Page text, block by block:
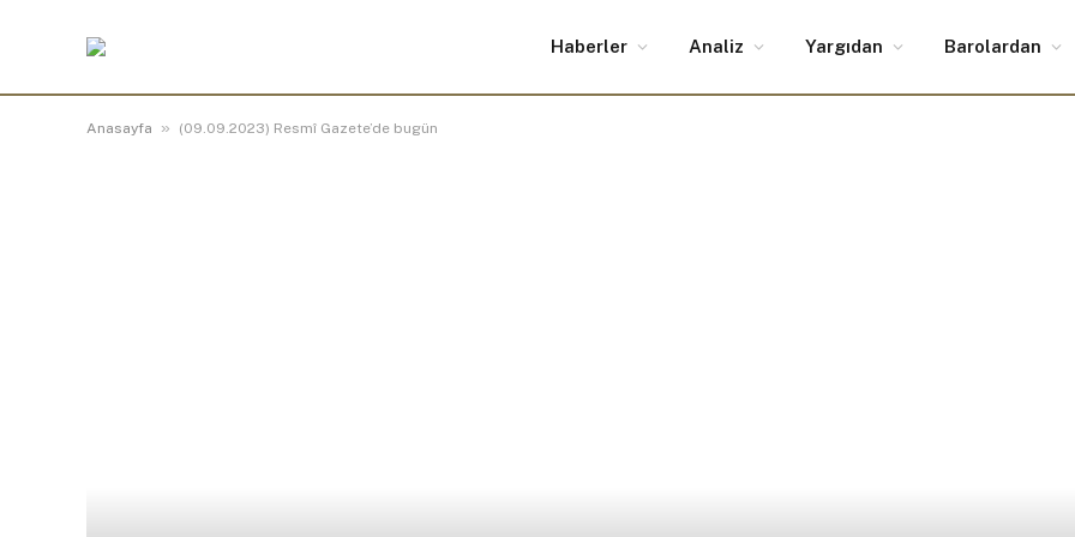
Haberler Analiz Yargıdan Barolardan
Anasayfa » (09.09.2023) Resmî Gazete’de bugün